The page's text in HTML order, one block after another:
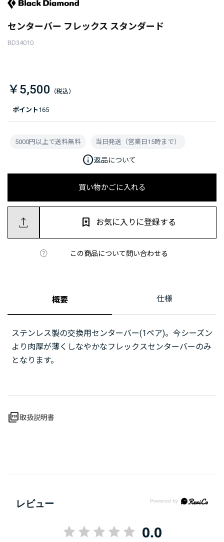
センターバー フレックス スタンダード
BD34010
ポイント165
￥5,500
買い物かごに入れる
この商品について問い合わせる
お気に入りに登録する
5000円以上で送料無料 当日発送（営業日15時まで）
info返品について
概要 仕様
ステンレス製の交換用センターバー(1ペア)。今シーズン
より肉厚が薄くしなやかなフレックスセンターバーのみ
となります。
picture_as_pdf取扱説明書
レビュー
0.0